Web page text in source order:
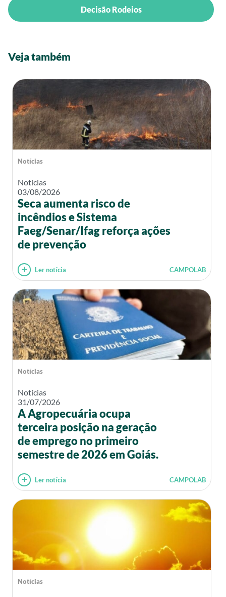
Decisão Rodeios
Veja também
Notícias
Notícias
03/08/2026
Seca aumenta risco de
incêndios e Sistema
Faeg/Senar/Ifag reforça ações
de prevenção
Ler notícia CAMPOLAB
Notícias
Notícias
31/07/2026
A Agropecuária ocupa
terceira posição na geração
de emprego no primeiro
semestre de 2026 em Goiás.
Ler notícia CAMPOLAB
Notícias